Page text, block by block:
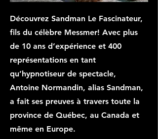
Découvrez Sandman Le Fascinateur,
fils du célèbre Messmer! Avec plus
de 10 ans d’expérience et 400
représentations en tant
qu’hypnotiseur de spectacle,
Antoine Normandin, alias Sandman,
a fait ses preuves à travers toute la
province de Québec, au Canada et
même en Europe.